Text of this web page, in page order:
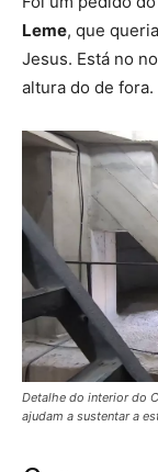
Leme, que
Jesus. Está no
altura do de fora.
Detalhe do interior do
ajudam a sustentar a